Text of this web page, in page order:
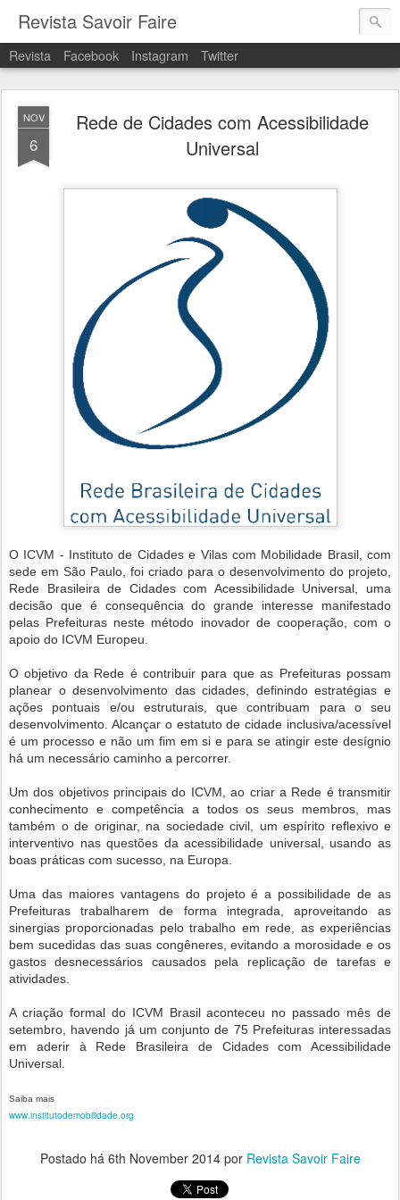
Revista Savoir Faire
Revista Facebook Instagram Twitter
NOV
6
Rede de Cidades com Acessibilidade
Universal
O ICVM - Instituto de Cidades e Vilas com Mobilidade Brasil, com
sede em São Paulo, foi criado para o desenvolvimento do projeto,
Rede Brasileira de Cidades com Acessibilidade Universal, uma
decisão que é consequência do grande interesse manifestado
pelas Prefeituras neste método inovador de cooperação, com o
apoio do ICVM Europeu.
O objetivo da Rede é contribuir para que as Prefeituras possam
planear o desenvolvimento das cidades, definindo estratégias e
ações pontuais e/ou estruturais, que contribuam para o seu
desenvolvimento. Alcançar o estatuto de cidade inclusiva/acessível
é um processo e não um fim em si e para se atingir este desígnio
há um necessário caminho a percorrer.
Um dos objetivos principais do ICVM, ao criar a Rede é transmitir
conhecimento e competência a todos os seus membros, mas
também o de originar, na sociedade civil, um espírito reflexivo e
interventivo nas questões da acessibilidade universal, usando as
boas práticas com sucesso, na Europa.
Uma das maiores vantagens do projeto é a possibilidade de as
Prefeituras trabalharem de forma integrada, aproveitando as
sinergias proporcionadas pelo trabalho em rede, as experiências
bem sucedidas das suas congêneres, evitando a morosidade e os
gastos desnecessários causados pela replicação de tarefas e
atividades.
A criação formal do ICVM Brasil aconteceu no passado mês de
setembro, havendo já um conjunto de 75 Prefeituras interessadas
em aderir à Rede Brasileira de Cidades com Acessibilidade
Universal.
Saiba mais
www.institutodemobilidade.org
Postado há 6th November 2014por Revista Savoir Faire